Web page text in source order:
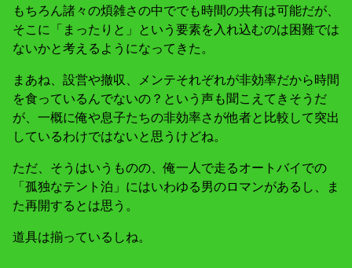
もちろん諸々の煩雑さの中ででも時間の共有は可能だが、
そこに「まったりと」という要素を入れ込むのは困難では
ないかと考えるようになってきた。
まあね、設営や撤収、メンテそれぞれが非効率だから時間
を食っているんでないの？という声も聞こえてきそうだ
が、一概に俺や息子たちの非効率さが他者と比較して突出
しているわけではないと思うけどね。
ただ、そうはいうものの、俺一人で走るオートバイでの
「孤独なテント泊」にはいわゆる男のロマンがあるし、ま
た再開するとは思う。
道具は揃っているしね。